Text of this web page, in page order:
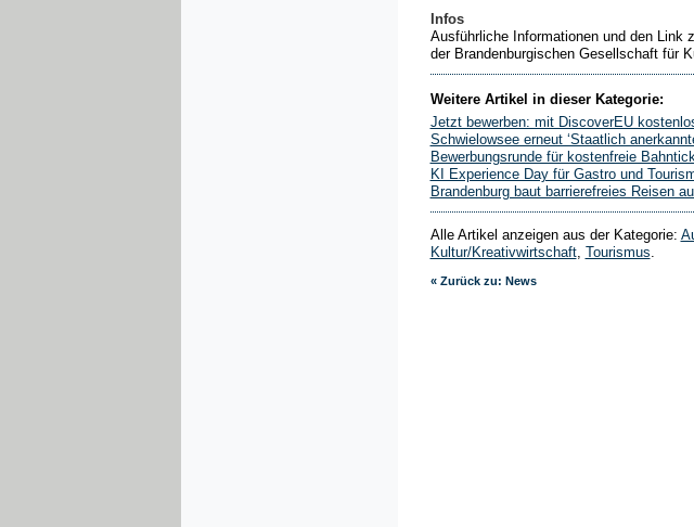
Infos
Ausführliche Informationen und den Link
der Brandenburgischen Gesellschaft für
Weitere Artikel in dieser Kategorie:
Jetzt bewerben: mit DiscoverEU
Schwielowsee erneut ‘Staatlich
Bewerbungsrunde für kostenfreie
KI Experience Day für Gastro und
Brandenburg baut barrierefreies Reisen
Alle Artikel anzeigen aus der Kategorie:
Kultur/Kreativwirtschaft, Tourismus
« Zurück zu: News